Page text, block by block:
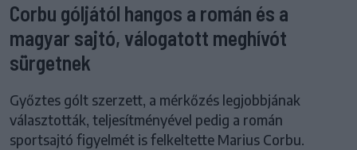
Corbu góljától hangos a román és a
magyar sajtó, válogatott meghívót
sürgetnek
Győztes gólt szerzett, a mérkőzés legjobbjának
választották, teljesítményével pedig a román
sportsajtó figyelmét is felkeltette Marius Corbu.